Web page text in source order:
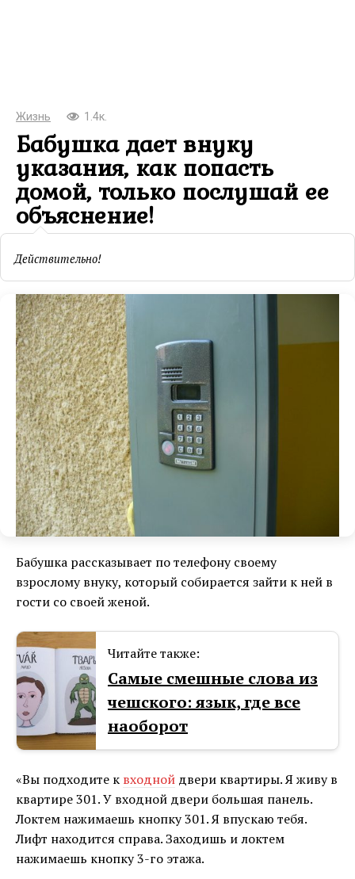
Жизнь 1.4к.
Бабушка дает внуку
указания, как попасть
домой, только послушай ее
объяснение!
Действительно!
Бабушка рассказывает по телефону своему
взрослому внуку, который собирается зайти к ней в
гости со своей женой.
Читайте также:
Самые смешные слова из
чешского: язык, где все
наоборот
«Вы подходите к входной двери квартиры. Я живу в
квартире 301. У входной двери большая панель.
Локтем нажимаешь кнопку 301. Я впускаю тебя.
Лифт находится справа. Заходишь и локтем
нажимаешь кнопку 3-го этажа.